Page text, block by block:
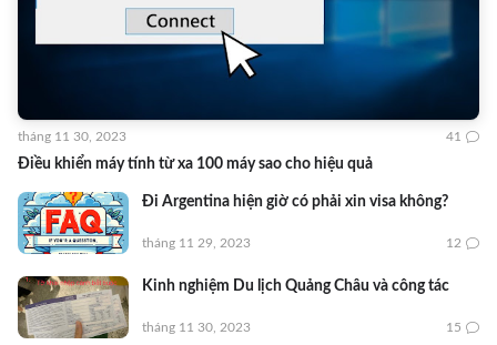
Điều khiển máy tính từ xa 100 máy sao cho hiệu quả
tháng 11 30, 2023 41
Đi Argentina hiện giờ có phải xin visa không?
tháng 11 29, 2023 12
Kinh nghiệm Du lịch Quảng Châu và công tác
tháng 11 30, 2023 15